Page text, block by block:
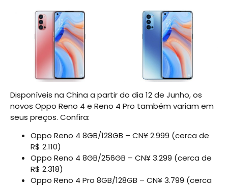
Disponíveis na China a partir do dia 12 de Junho, os
novos Oppo Reno 4 e Reno 4 Pro também variam em
seus preços. Confira:
Oppo Reno 4 8GB/128GB – CN¥ 2.999 (cerca de
R$ 2.110)
Oppo Reno 4 8GB/256GB – CN¥ 3.299 (cerca de
R$ 2.318)
Oppo Reno 4 Pro 8GB/128GB – CN¥ 3.799 (cerca